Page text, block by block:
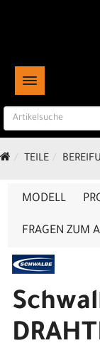
TOGGLE
TEILE
MODELL
FRAGEN ZUM